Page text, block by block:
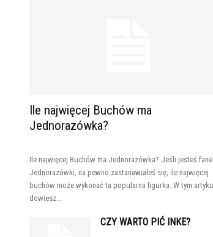
Ile najwięcej Buchów ma
Jednorazówka?
Ile najwięcej Buchów ma Jednorazówka? Jeśli jesteś
Jednorazówki, na pewno zastanawiałeś się, ile najwięcej
buchów może wykonać ta popularna figurka. W tym
dowiesz...
CZY WARTO PIĆ INKE?